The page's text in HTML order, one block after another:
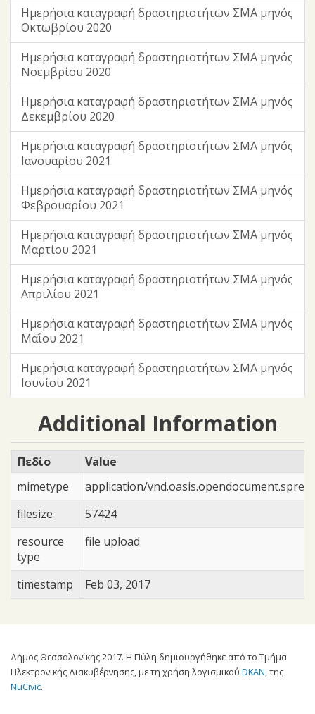
Ημερήσια καταγραφή δραστηριοτήτων ΣΜΑ μηνός
Οκτωβρίου 2020
Ημερήσια καταγραφή δραστηριοτήτων ΣΜΑ μηνός
Νοεμβρίου 2020
Ημερήσια καταγραφή δραστηριοτήτων ΣΜΑ μηνός
Δεκεμβρίου 2020
Ημερήσια καταγραφή δραστηριοτήτων ΣΜΑ μηνός
Ιανουαρίου 2021
Ημερήσια καταγραφή δραστηριοτήτων ΣΜΑ μηνός
Φεβρουαρίου 2021
Ημερήσια καταγραφή δραστηριοτήτων ΣΜΑ μηνός
Μαρτίου 2021
Ημερήσια καταγραφή δραστηριοτήτων ΣΜΑ μηνός
Απριλίου 2021
Ημερήσια καταγραφή δραστηριοτήτων ΣΜΑ μηνός
Μαΐου 2021
Ημερήσια καταγραφή δραστηριοτήτων ΣΜΑ μηνός
Ιουνίου 2021
Additional Information
Πεδίο
Value
mimetype
application/
filesize
57424
resource
type
file upload
timestamp Feb 03, 2017
Δήμος Θεσσαλονίκης 2017. Η Πύλη δημιουργήθηκε από το Τμήμα
Ηλεκτρονικής Διακυβέρνησης, με τη χρήση λογισμικού DKAN, της
NuCivic.